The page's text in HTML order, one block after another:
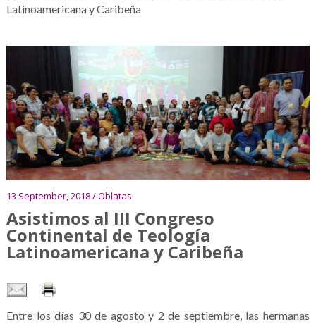
Latinoamericana y Caribeña
13 September, 2018 / Oblatas
Asistimos al III Congreso
Continental de Teología
Latinoamericana y Caribeña
Entre los días 30 de agosto y 2 de septiembre, las hermanas